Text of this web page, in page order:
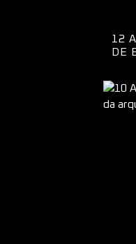
12
DE